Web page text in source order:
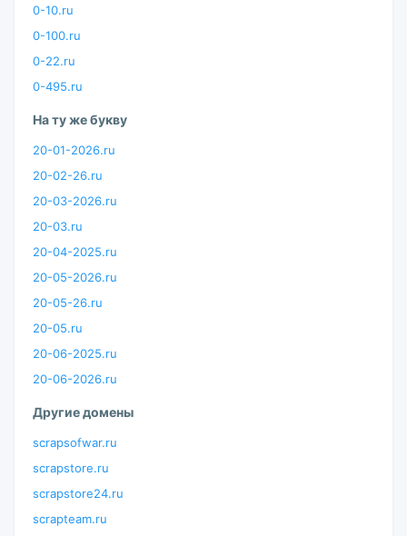
0-10.ru
0-100.ru
0-22.ru
0-495.ru
На ту же букву
20-01-2026.ru
20-02-26.ru
20-03-2026.ru
20-03.ru
20-04-2025.ru
20-05-2026.ru
20-05-26.ru
20-05.ru
20-06-2025.ru
20-06-2026.ru
Другие домены
scrapsofwar.ru
scrapstore.ru
scrapstore24.ru
scrapteam.ru